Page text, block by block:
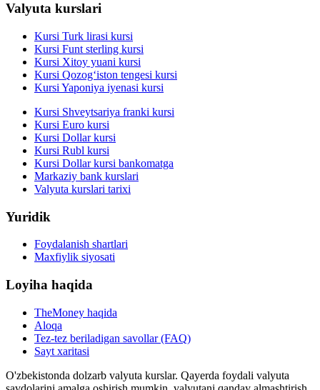
Valyuta kurslari
Kursi Turk lirasi kursi
Kursi Funt sterling kursi
Kursi Xitoy yuani kursi
Kursi Qozog‘iston tengesi kursi
Kursi Yaponiya iyenasi kursi
Kursi Shveytsariya franki kursi
Kursi Euro kursi
Kursi Dollar kursi
Kursi Rubl kursi
Kursi Dollar kursi bankomatga
Markaziy bank kurslari
Valyuta kurslari tarixi
Yuridik
Foydalanish shartlari
Maxfiylik siyosati
Loyiha haqida
TheMoney haqida
Aloqa
Tez-tez beriladigan savollar (FAQ)
Sayt xaritasi
O'zbekistonda dolzarb valyuta kurslar. Qayerda foydali valyuta